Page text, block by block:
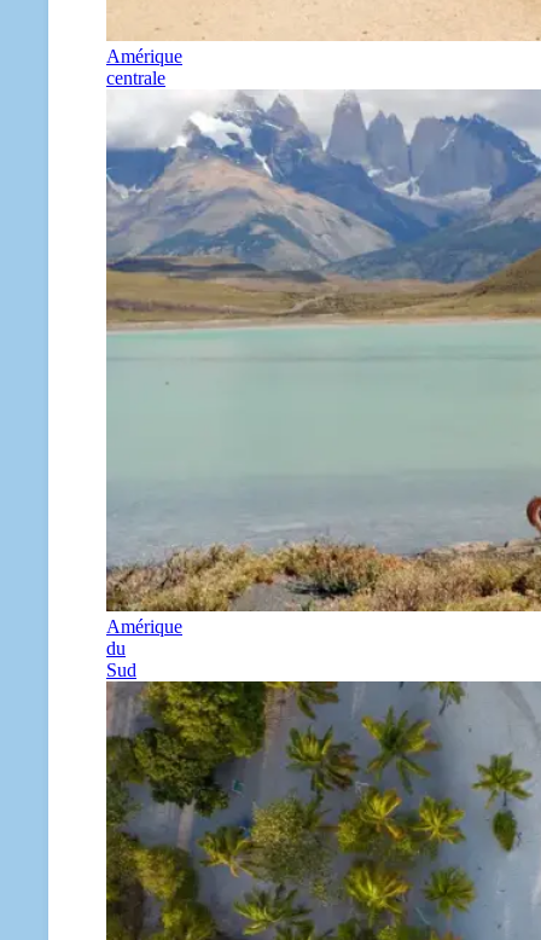
Amérique
centrale
Amérique
du
Sud